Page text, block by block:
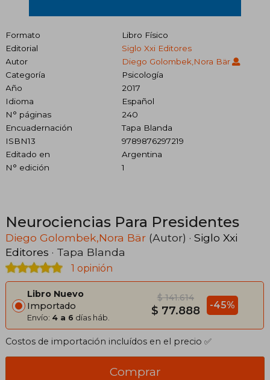
Formato
Libro Físico
Editorial
Siglo Xxi Editores
Autor
Diego Golombek,Nora Bär
Categoría
Psicología
Año
2017
Idioma
Español
N° páginas
240
Encuadernación
Tapa Blanda
ISBN13
9789876297219
Editado en
Argentina
N° edición
1
Neurociencias Para Presidentes
Diego Golombek,Nora Bär (Autor) · Siglo Xxi
Editores · Tapa Blanda
1 opinión
Libro Nuevo
Importado
Envío: 4 a 6 días háb.
$ 141.614
$ 77.888 -45%
Costos de importación incluídos en el precio ✅
Comprar